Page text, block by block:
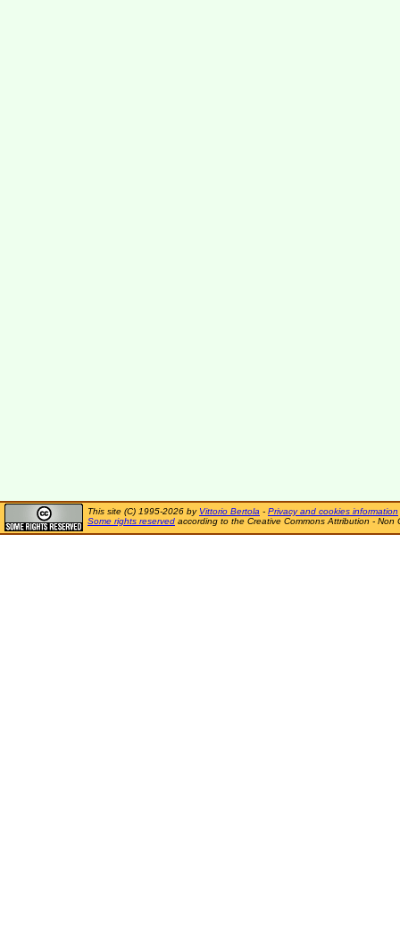
This site (C) 1995-2026 by Vittorio Bertola - Privacy and cookies information
Some rights reserved according to the Creative Commons Attribution - Non